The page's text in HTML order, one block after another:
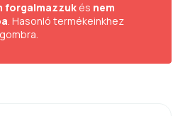
forgalmazzuk és nem
. Hasonló termékeinkhez